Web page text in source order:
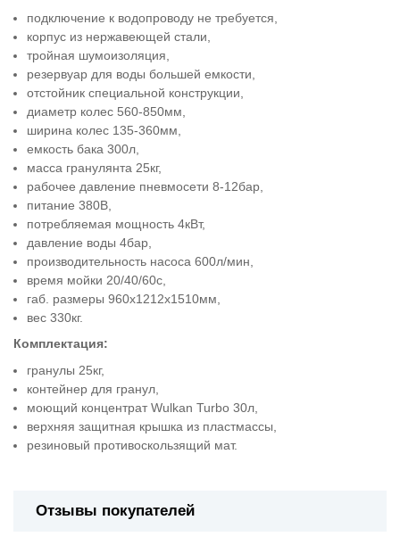
подключение к водопроводу не требуется,
корпус из нержавеющей стали,
тройная шумоизоляция,
резервуар для воды большей емкости,
отстойник специальной конструкции,
диаметр колес 560-850мм,
ширина колес 135-360мм,
емкость бака 300л,
масса гранулянта 25кг,
рабочее давление пневмосети 8-12бар,
питание 380В,
потребляемая мощность 4кВт,
давление воды 4бар,
производительность насоса 600л/мин,
время мойки 20/40/60с,
габ. размеры 960x1212x1510мм,
вес 330кг.
Комплектация:
гранулы 25кг,
контейнер для гранул,
моющий концентрат Wulkan Turbo 30л,
верхняя защитная крышка из пластмассы,
резиновый противоскользящий мат.
Отзывы покупателей